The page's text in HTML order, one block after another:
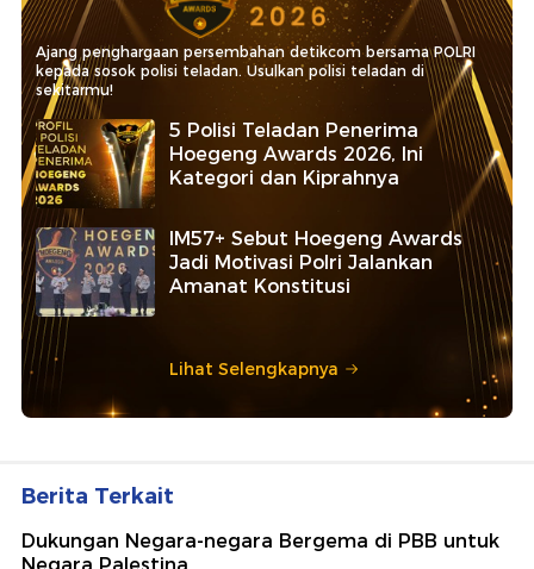
Ajang penghargaan persembahan detikcom bersama POLRI
kepada sosok polisi teladan. Usulkan polisi teladan di
sekitarmu!
5 Polisi Teladan Penerima
Hoegeng Awards 2026, Ini
Kategori dan Kiprahnya
IM57+ Sebut Hoegeng Awards
Jadi Motivasi Polri Jalankan
Amanat Konstitusi
Lihat Selengkapnya
Berita Terkait
Dukungan Negara-negara Bergema di PBB untuk
Negara Palestina